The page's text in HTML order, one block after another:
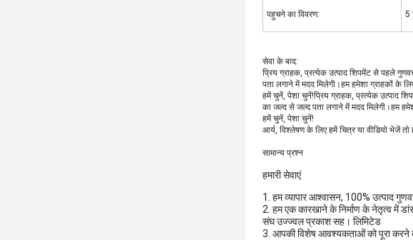
पहुचने का विवरण: 5
सेवा के बाद:
प्रिय ग्राहक, प्रत्येक उत्पाद शिपमेंट से पहले
पता लगाने में मदद मिलेगी।हम हमेशा ग्राहकों के
हमें चुनें, पेशा चुनें!प्रिय ग्राहक, प्रत्येक उत्पाद
का जल्द से जल्द पता लगाने में मदद मिलेगी।हम
हमें चुनें, पेशा चुनें!
आर्य, विश्लेषण के लिए हमें चित्र या वीडियो भेजें
सामान्य प्रश्न
हमारी सेवाएं
1. हम व्यापार आश्वासन, 100% उत्पाद
2. हम एक कारखाने के निर्माण के नेतृत्व में
संघ उज्ज्वल प्रकाश सह। लिमिटेड
3. आपकी विशेष आवश्यकताओं को पूरा करने